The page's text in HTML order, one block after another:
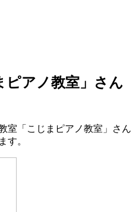
ピアノ教室」さん
室「こじまピアノ教室」さん
す。